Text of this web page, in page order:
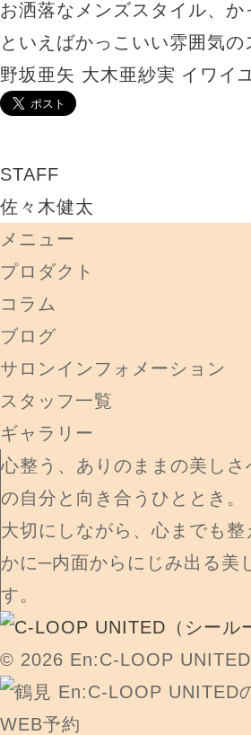
お洒落なメンズスタイル、
といえばかっこいい雰囲気
野坂亜矢 大木亜紗実 イワイ
STAFF
佐々木健太
メニュー
プロダクト
コラム
ブログ
サロンインフォメーション
スタッフ一覧
ギャラリー
心整う、ありのままの美し
の自分と向き合うひととき
大切にしながら、心までも
かに─内面からにじみ出る美
す。
© 2026 En:C-LOOP UNITED
WEB予約